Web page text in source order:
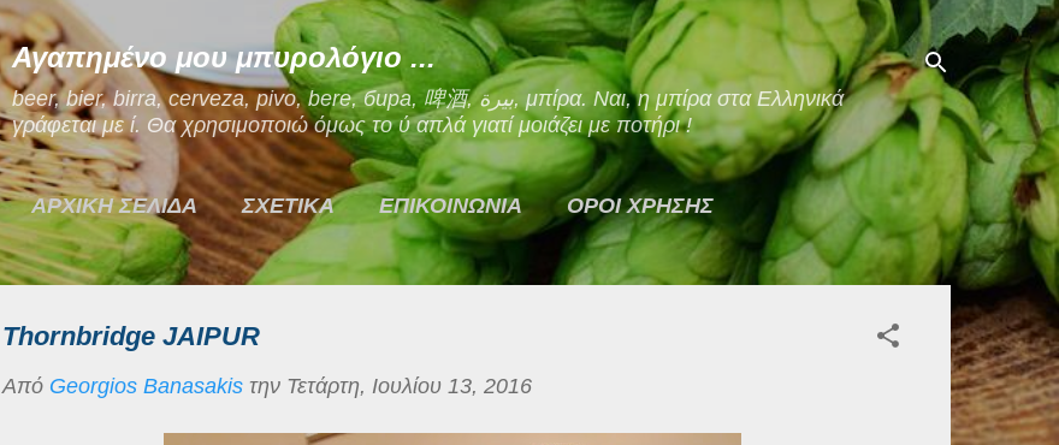
Μετάβαση στο κύριο περιεχόμενο
Αγαπημένο μου μπυρολόγιο ...
beer, bier, birra, cerveza, pivo, bere, бира, 啤酒, بيرة, μπίρα. Ναι, η μπίρα στα Ελληνικά
γράφεται με ί. Θα χρησιμοποιώ όμως το ύ απλά γιατί μοιάζει με ποτήρι !
ΑΡΧΙΚΗ ΣΕΛΙΔΑ ΣΧΕΤΙΚΑ ΕΠΙΚΟΙΝΩΝΙΑ ΟΡΟΙ ΧΡΗΣΗΣ
Thornbridge JAIPUR
Από Georgios Banasakis την Τετάρτη, Ιουλίου 13, 2016